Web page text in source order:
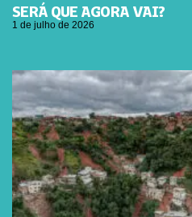
SERÁ QUE AGORA VAI?
1 de julho de 2026